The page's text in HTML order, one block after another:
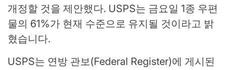
개정할 것을 제안했다. USPS는 금요일 1종 우편
물의 61%가 현재 수준으로 유지될 것이라고 밝
혔습니다.
USPS는 연방 관보(Federal Register)에 게시된